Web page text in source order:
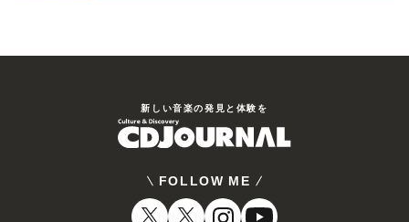
新しい⾳楽の発⾒と体験を
FOLLOW ME